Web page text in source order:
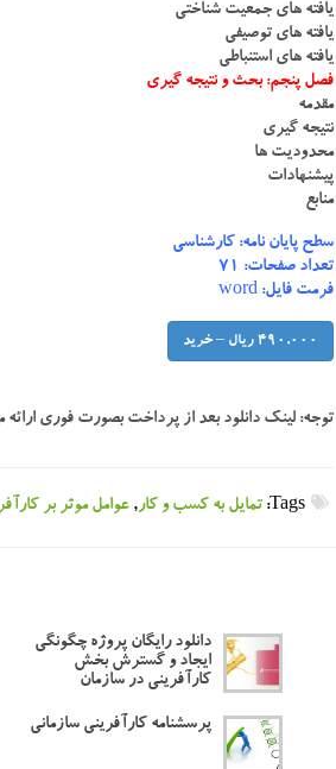
یافته های جمعیت شناختی
یافته های توصیفی
یافته های استنباطی
فصل پنجم: بحث و نتیجه گیری
مقدمه
نتیجه گیری
محدودیت ها
پیشنهادات
منابع
سطح پایان نامه: کارشناسی
تعداد صفحات: ۷۱
فرمت فایل: word
490,000 ریال – خرید
توجه: لینک دانلود بعد از پرداخت بصورت فوری ارائه
تمایل به کسب و کار, عوامل موثر بر
دانلود رایگان پروژه چگونگی
ایجاد و گسترش بخش
کارآفرینی در سازمان
پرسشنامه کارآفرینی سازمانی